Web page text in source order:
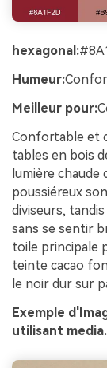
hexagonal:
Humeur:
Meilleur pour:
Confortable et
tables en bois
lumière chaude
poussiéreux
diviseurs,
sans se sentir
toile principale
teinte cacao
le noir dur sur
Exemple
utilisant